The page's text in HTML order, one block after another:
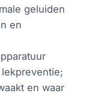
geluiden
en
en waar